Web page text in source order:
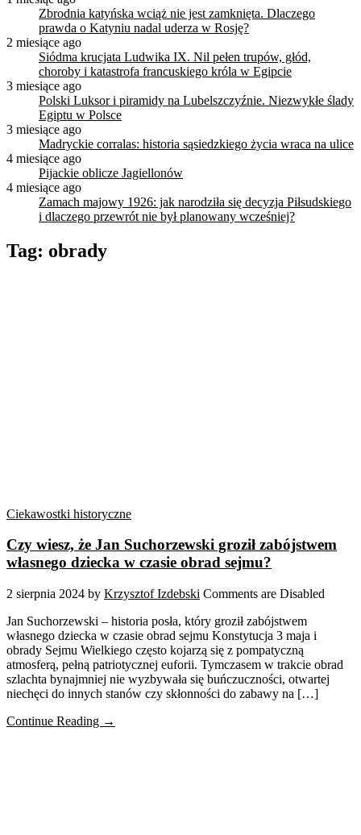
Zbrodnia katyńska wciąż nie jest zamknięta. Dlaczego
prawda o Katyniu nadal uderza w Rosję?
2 miesiące ago
Siódma krucjata Ludwika IX. Nil pełen trupów, głód,
choroby i katastrofa francuskiego króla w Egipcie
3 miesiące ago
Polski Luksor i piramidy na Lubelszczyźnie. Niezwykłe ślady
Egiptu w Polsce
3 miesiące ago
Madryckie corralas: historia sąsiedzkiego życia wraca na ulice
4 miesiące ago
Pijackie oblicze Jagiellonów
4 miesiące ago
Zamach majowy 1926: jak narodziła się decyzja Piłsudskiego
i dlaczego przewrót nie był planowany wcześniej?
Tag: obrady
Ciekawostki historyczne
Czy wiesz, że Jan Suchorzewski groził zabójstwem
własnego dziecka w czasie obrad sejmu?
2 sierpnia 2024 by Krzysztof Izdebski Comments are Disabled
Jan Suchorzewski – historia posła, który groził zabójstwem
własnego dziecka w czasie obrad sejmu Konstytucja 3 maja i
obrady Sejmu Wielkiego często kojarzą się z pompatyczną
atmosferą, pełną patriotycznej euforii. Tymczasem w trakcie obrad
szlachta bynajmniej nie wyzbywała się buńczuczności, otwartej
niechęci do innych stanów czy skłonności do zabawy na […]
Continue Reading →